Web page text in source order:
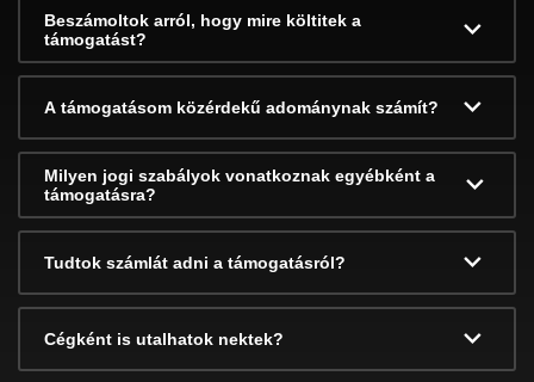
Beszámoltok arról, hogy mire költitek a
támogatást?
A támogatásom közérdekű adománynak számít?
Milyen jogi szabályok vonatkoznak egyébként a
támogatásra?
Tudtok számlát adni a támogatásról?
Cégként is utalhatok nektek?